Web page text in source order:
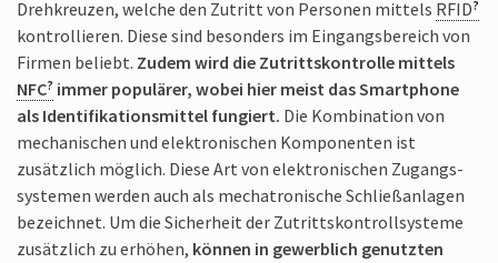
Drehkreuzen, welche den Zutritt von Personen mittels RFID
kontrollieren. Diese sind besonders im Eingangs­bereich von
Firmen beliebt. Zudem wird die Zutritts­kontrolle mittels
NFC immer populärer, wobei hier meist das Smartphone
als Identifikations­mittel fungiert. Die Kombination von
mechanischen und elektronischen Komponenten ist
zusätzlich möglich. Diese Art von elektronischen Zugangs­
systemen werden auch als mechatronische Schließ­anlagen
bezeichnet. Um die Sicherheit der Zutritts­kontrollsysteme
zusätzlich zu erhöhen, können in gewerblich genutzten